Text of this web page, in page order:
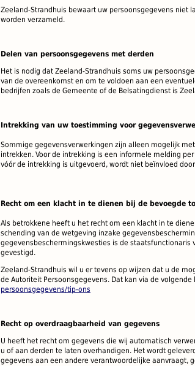
Zeeland-Strandhuis bewaart uw persoonsgegevens niet
worden verzameld.
Delen van persoonsgegevens met derden
Het is nodig dat Zeeland-Strandhuis soms uw
van de overeenkomst en om te voldoen aan een
bedrijfen zoals de Gemeente of de Belsatingdienst is
Intrekking van uw toestimming voor
Sommige gegevensverwerkingen zijn alleen mogelijk
intrekken. Voor de intrekking is een informele melding
vóór de intrekking is uitgevoerd, wordt niet beïnvloed
Recht om een klacht in te dienen bij de bevoegde
Als betrokkene heeft u het recht om een klacht in te
schending van de wetgeving inzake
gegevensbeschermingskwesties is de
gevestigd.
Zeeland-Strandhuis wil u er tevens op wijzen dat u de
de Autoriteit Persoonsgegevens. Dat kan via de volgende
persoonsgegevens/tip-ons
Recht op overdraagbaarheid van gegevens
U heeft het recht om gegevens die wij automatisch
u of aan derden te laten overhandigen. Het wordt
gegevens aan een andere verantwoordelijke aanvraagt,